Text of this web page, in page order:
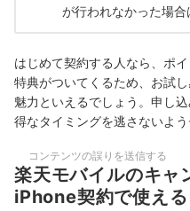
が行われなかった場合
はじめて契約する人なら、ポ
特典がついてくるため、お試
魅力といえるでしょう。申し
得なタイミングを逃さないよう
コンテンツの誤りを送信する
楽天モバイルのキャ
iPhone契約で使え